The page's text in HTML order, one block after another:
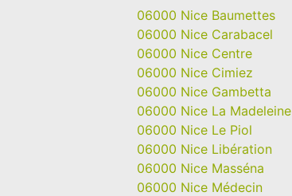
06000 Nice Baumettes
06000 Nice Carabacel
06000 Nice Centre
06000 Nice Cimiez
06000 Nice Gambetta
06000 Nice La Madeleine
06000 Nice Le Piol
06000 Nice Libération
06000 Nice Masséna
06000 Nice Médecin